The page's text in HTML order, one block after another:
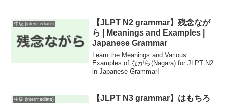
中級 (intermediate)
【JLPT N2 grammar】残念なが
ら | Meanings and Examples |
Japanese Grammar
Learn the Meanings and Various
Examples of ながら(Nagara) for JLPT N2
in Japanese Grammar!
中級 (intermediate)
【JLPT N3 grammar】はもちろ